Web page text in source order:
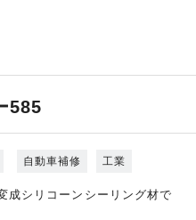
585
自動車補修 工業
成シリコーンシーリング材で